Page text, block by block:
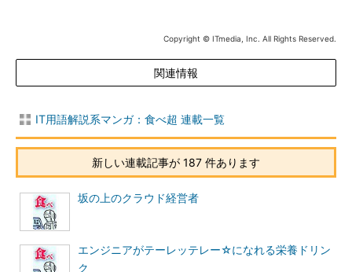
Copyright © ITmedia, Inc. All Rights Reserved.
関連情報
IT用語解説系マンガ：食べ超 連載一覧
新しい連載記事が 187 件あります
坂の上のクラウド経営者
エンジニアがテーレッテレー☆になれる栄養ドリン
ク